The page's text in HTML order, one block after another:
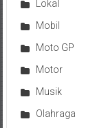
Lokal
Mobil
Moto GP
Motor
Musik
Olahraga